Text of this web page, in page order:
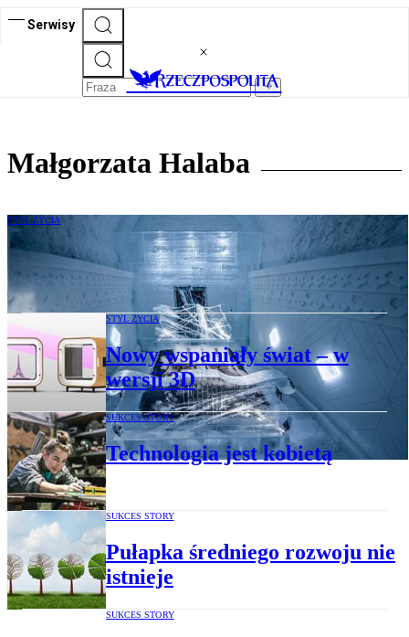
Serwisy
Małgorzata Halaba
STYL ŻYCIA
Polski projektant urządził wnętrza
arktycznego hotelu z lodu
STYL ŻYCIA
Nowy wspaniały świat – w
wersji 3D
SUKCES STORY
Technologia jest kobietą
SUKCES STORY
Pułapka średniego rozwoju nie
istnieje
SUKCES STORY